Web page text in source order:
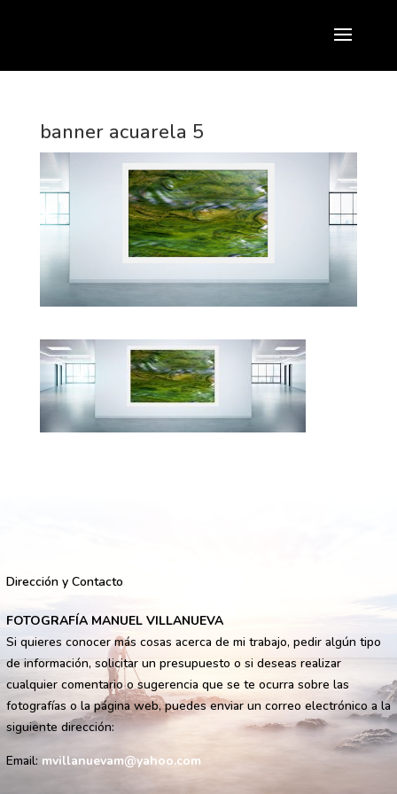
banner acuarela 5
Dirección y Contacto
FOTOGRAFÍA MANUEL VILLANUEVA
Si quieres conocer más cosas acerca de mi trabajo, pedir algún tipo
de información, solicitar un presupuesto o si deseas realizar
cualquier comentario o sugerencia que se te ocurra sobre las
fotografías o la página web, puedes enviar un correo electrónico a la
siguiente dirección:
Email: mvillanuevam@yahoo.com